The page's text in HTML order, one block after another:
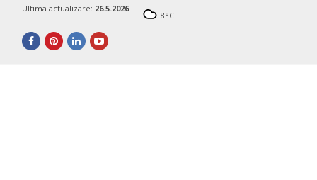
Ultima actualizare: 26.5.2026
8°C